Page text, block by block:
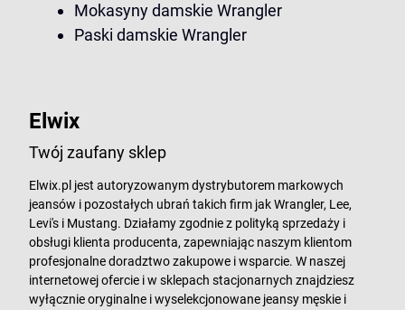
Mokasyny damskie Wrangler
Paski damskie Wrangler
Elwix
Twój zaufany sklep
Elwix.pl jest autoryzowanym dystrybutorem markowych
jeansów i pozostałych ubrań takich firm jak Wrangler, Lee,
Levi's i Mustang. Działamy zgodnie z polityką sprzedaży i
obsługi klienta producenta, zapewniając naszym klientom
profesjonalne doradztwo zakupowe i wsparcie. W naszej
internetowej ofercie i w sklepach stacjonarnych znajdziesz
wyłącznie oryginalne i wyselekcjonowane jeansy męskie i